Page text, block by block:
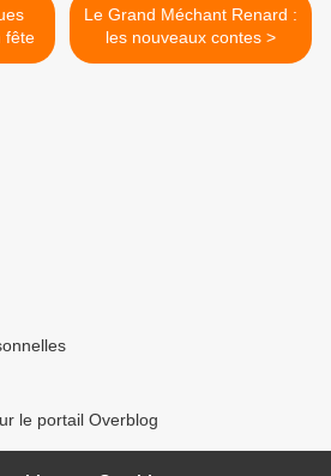
fête
Le Grand Méchant Renard :
les nouveaux contes >
le portail Overblog